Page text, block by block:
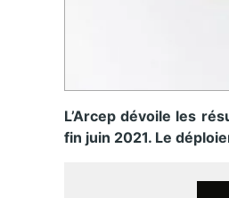
L’Arcep dévoile les
fin juin 2021. Le